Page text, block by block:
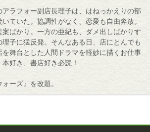
ラフォー副店長理子は、はねっかえりの部
ていた。協調性がなく、恋愛も自由奔放。
ばかり。一方の亜紀も、ダメ出しばかりす
子に猛反発。そんなある日、店にとんでも
舞台とした人間ドラマを軽妙に描くお仕事
好き、書店好き必読！
ーズ』を改題。